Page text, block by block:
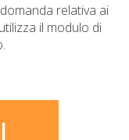
relativa ai
il modulo di